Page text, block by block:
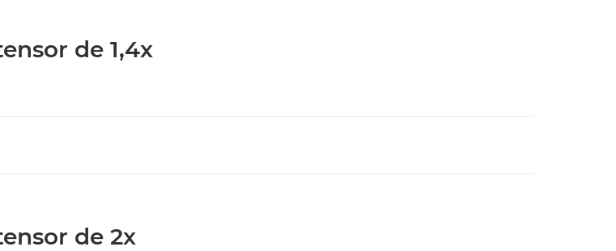
de 1,4x
de 2x